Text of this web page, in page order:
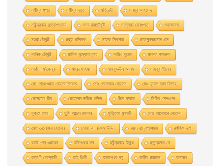
মণীন্দ্র গুপ্ত মণীন্দ্র দত্ত মতি নন্দী মনসুর আহমেদ
মনীন্দ্রনাথ বন্দ্যোপাধ্যায় মলয় রায়চৌধুরী মল্লিকা সেনগুপ্ত মহাভারত
মহুয়া চৌধুরী মহুয়া মল্লিক মাইক স্কিনার মাকসুদুজ্জামান খান
মানিক চৌধুরী মানিক বন্দ্যোপাধ্যায় মারিও পুজো মারুফ কামরুল
মার্থা এম'কেন্না মাসুদ মাহমুদ মাহবুব-উল আলম মাহবুব লীলেন
মাে. সাখাওয়াত হােসেন সৈকত মােঃ দেলােয়ার হােসেন মােঃ ফুয়াদ আল ফিদাহ
মােস্তফা মীর মােহাম্মদ নাজিম উদ্দিন মিনা ফারাহ মিহির সেনগুপ্ত
মুক্তা ঘোষ মুন্সি আব্দুল রহমান মৃত্তিকা মুখার্জী মোঃ আনোয়ার হোসেন
মোঃ দেলোয়ার হােসেন মোহাম্মদ নাজিম উদ্দিন রঞ্জন বন্দ্যোপাধ্যায় রণজিৎ দাশ
রবার্ট পেন ওয়ারেন রবিশংকর বল রবীন্দ্রনাথ ঠাকুর রমেন্দ্রনাথ দে
রম্যাণী গোস্বামী রাই শিল্পী রাজশেখর বসু রাজীব রায়হান রামায়ণ